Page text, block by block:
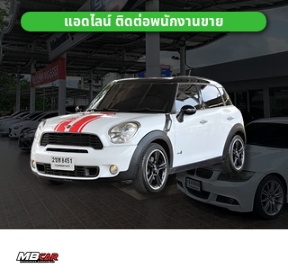
แอดไลน์ ติดต่อพนักงานขาย